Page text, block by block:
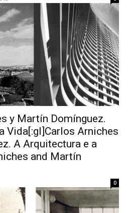
y Martín Domínguez.
Vida[:gl]Carlos Arniches
A Arquitectura e a
and Martín
0